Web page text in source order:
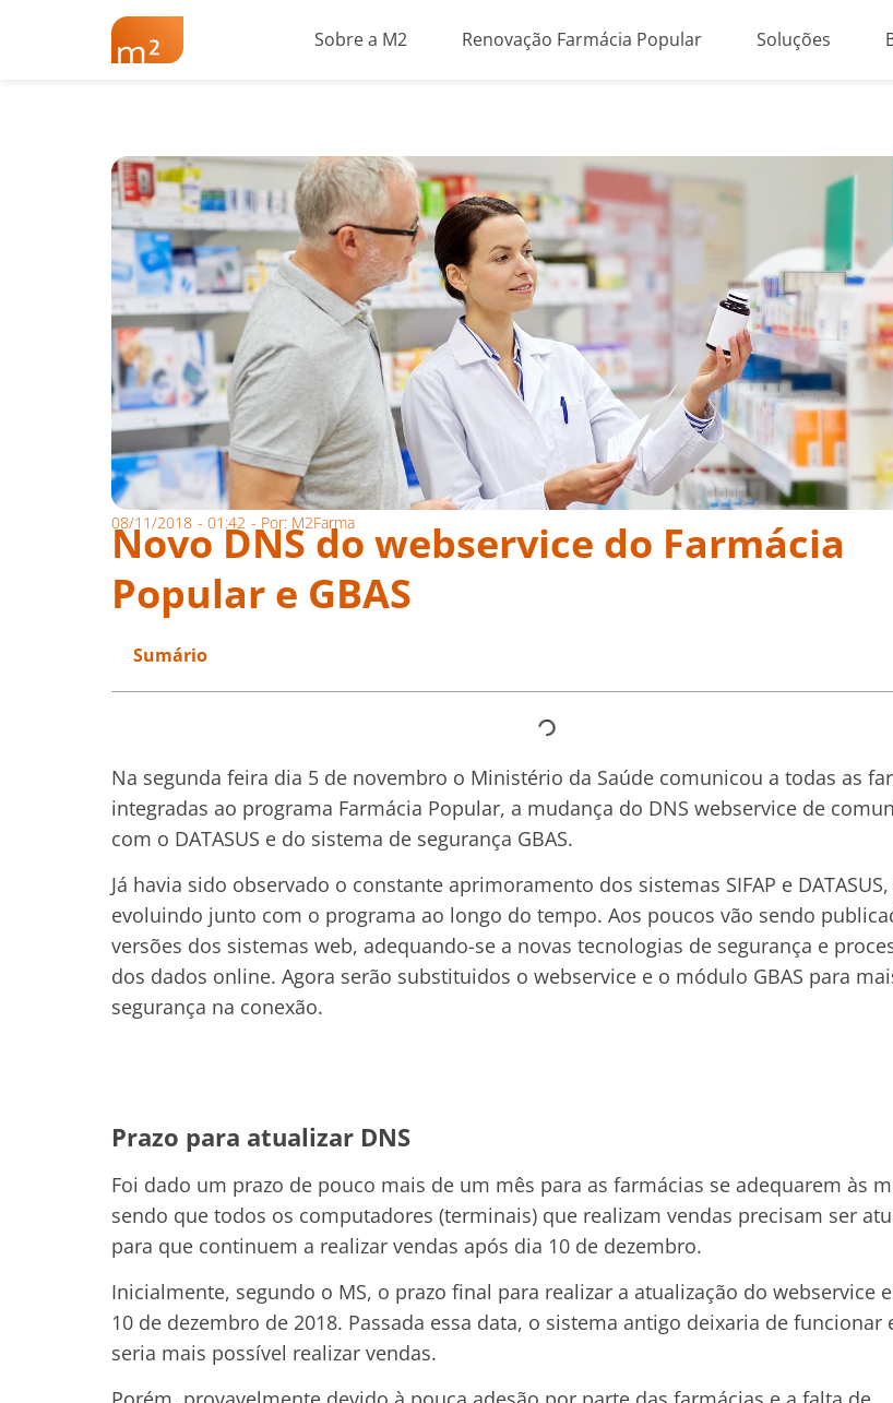
Sobre a M2 Renovação Farmácia Popular Soluções
08/11/2018 - 01:42 - Por: M2Farma
Novo DNS do webservice do Farmácia
Popular e GBAS
Sumário
Na segunda feira dia 5 de novembro o Ministério da Saúde comunicou a todas as
integradas ao programa Farmácia Popular, a mudança do DNS webservice de
com o DATASUS e do sistema de segurança GBAS.
Já havia sido observado o constante aprimoramento dos sistemas SIFAP e
evoluindo junto com o programa ao longo do tempo. Aos poucos vão sendo
versões dos sistemas web, adequando-se a novas tecnologias de segurança e
dos dados online. Agora serão substituidos o webservice e o módulo GBAS para
segurança na conexão.
Prazo para atualizar DNS
Foi dado um prazo de pouco mais de um mês para as farmácias se adequarem às
sendo que todos os computadores (terminais) que realizam vendas precisam ser
para que continuem a realizar vendas após dia 10 de dezembro.
Inicialmente, segundo o MS, o prazo final para realizar a atualização do webservice
10 de dezembro de 2018. Passada essa data, o sistema antigo deixaria de funcionar
seria mais possível realizar vendas.